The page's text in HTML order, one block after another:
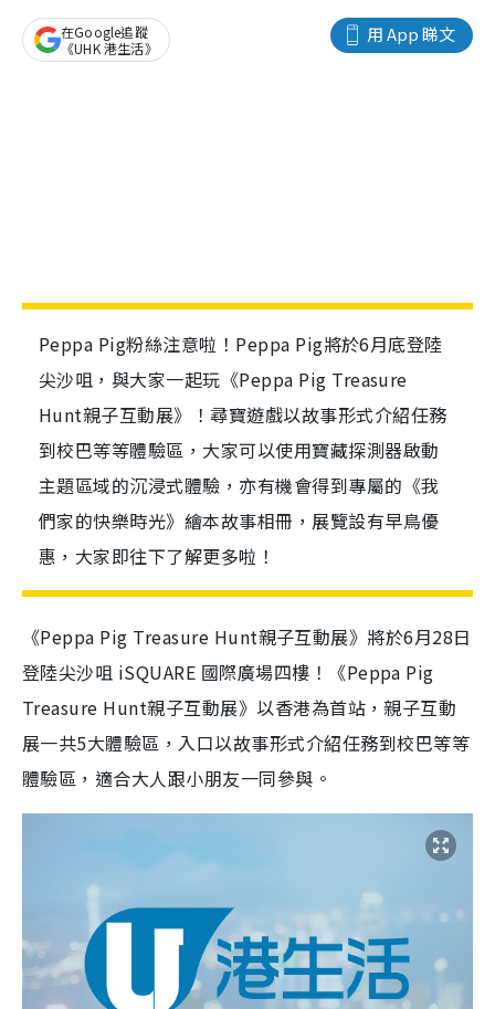
用 App 睇文
在Google追蹤
《UHK 港生活》
Peppa Pig粉絲注意啦！Peppa Pig將於6月底登陸
尖沙咀，與大家一起玩《Peppa Pig Treasure
Hunt親子互動展》！尋寶遊戲以故事形式介紹任務
到校巴等等體驗區，大家可以使用寶藏探測器啟動
主題區域的沉浸式體驗，亦有機會得到專屬的《我
們家的快樂時光》繪本故事相冊，展覽設有早鳥優
惠，大家即往下了解更多啦！
《Peppa Pig Treasure Hunt親子互動展》將於6月28日
登陸尖沙咀 iSQUARE 國際廣場四樓！《Peppa Pig
Treasure Hunt親子互動展》以香港為首站，親子互動
展一共5大體驗區，入口以故事形式介紹任務到校巴等等
體驗區，適合大人跟小朋友一同參與。